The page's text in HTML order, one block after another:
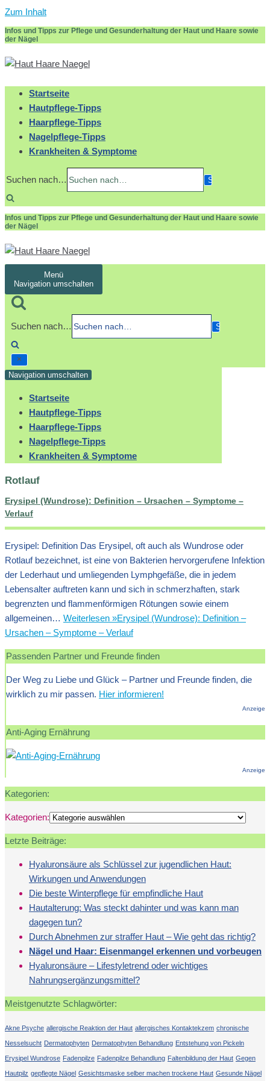
Zum Inhalt
Infos und Tipps zur Pflege und Gesunderhaltung der Haut und Haare sowie
der Nägel
Startseite
Hautpflege-Tipps
Haarpflege-Tipps
Nagelpflege-Tipps
Krankheiten & Symptome
Suchen nach…
Infos und Tipps zur Pflege und Gesunderhaltung der Haut und Haare sowie
der Nägel
Menü
Navigation umschalten
Suchen nach…
Navigation umschalten
Startseite
Hautpflege-Tipps
Haarpflege-Tipps
Nagelpflege-Tipps
Krankheiten & Symptome
Rotlauf
Erysipel (Wundrose): Definition – Ursachen – Symptome –
Verlauf
Erysipel: Definition Das Erysipel, oft auch als Wundrose oder
Rotlauf bezeichnet, ist eine von Bakterien hervorgerufene Infektion
der Lederhaut und umliegenden Lymphgefäße, die in jedem
Lebensalter auftreten kann und sich in schmerzhaften, stark
begrenzten und flammenförmigen Rötungen sowie einem
allgemeinen… Weiterlesen »Erysipel (Wundrose): Definition –
Ursachen – Symptome – Verlauf
Passenden Partner und Freunde finden
Der Weg zu Liebe und Glück – Partner und Freunde finden, die
wirklich zu mir passen. Hier informieren!
Anzeige
Anti-Aging Ernährung
Anzeige
Kategorien:
Kategorien:
Letzte Beiträge:
Hyaluronsäure als Schlüssel zur jugendlichen Haut:
Wirkungen und Anwendungen
Die beste Winterpflege für empfindliche Haut
Hautalterung: Was steckt dahinter und was kann man
dagegen tun?
Durch Abnehmen zur straffer Haut – Wie geht das richtig?
Nägel und Haar: Eisenmangel erkennen und vorbeugen
Hyaluronsäure – Lifestyletrend oder wichtiges
Nahrungsergänzungsmittel?
Meistgenutzte Schlagwörter:
Akne Psyche allergische Reaktion der Haut allergisches Kontaktekzem chronische
Nesselsucht Dermatophyten Dermatophyten Behandlung Entstehung von Pickeln
Erysipel Wundrose Fadenpilze Fadenpilze Behandlung Faltenbildung der Haut Gegen
Hautpilz gepflegte Nägel Gesichtsmaske selber machen trockene Haut Gesunde Nägel